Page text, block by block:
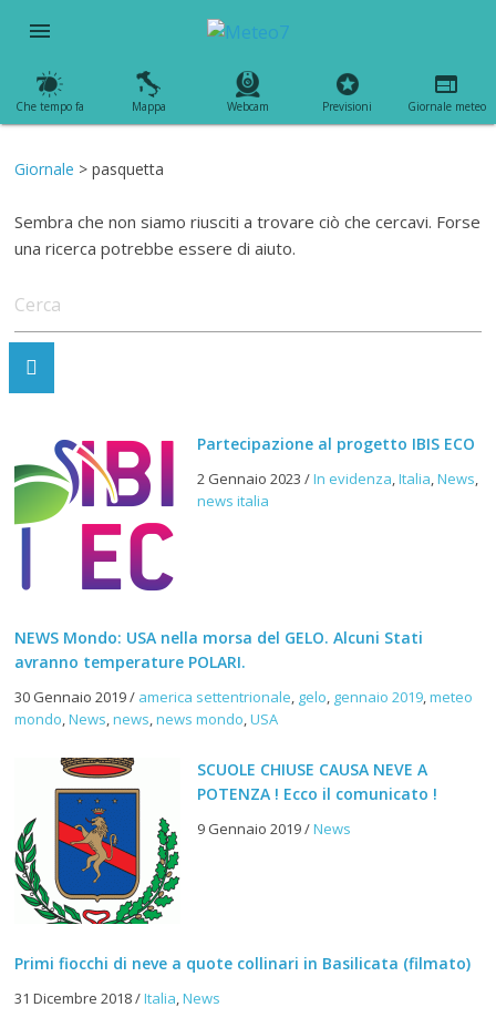
menu
Che tempo fa Mappa Webcam Previsioni Giornale meteo
Giornale > pasquetta
Sembra che non siamo riusciti a trovare ciò che cercavi. Forse
una ricerca potrebbe essere di aiuto.
Partecipazione al progetto IBIS ECO
2 Gennaio 2023 /In evidenza,Italia,News,
news italia
NEWS Mondo: USA nella morsa del GELO. Alcuni Stati
avranno temperature POLARI.
30 Gennaio 2019/ america settentrionale, gelo, gennaio 2019,meteo
mondo,News,news,news mondo,USA
SCUOLE CHIUSE CAUSA NEVE A
POTENZA ! Ecco il comunicato !
9 Gennaio 2019/News
Primi fiocchi di neve a quote collinari in Basilicata (filmato)
31 Dicembre 2018/Italia,News